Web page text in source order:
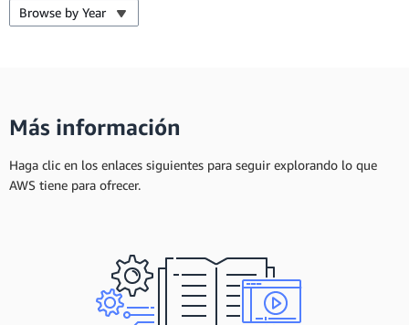
Browse by Year
Más información
Haga clic en los enlaces siguientes para seguir explorando lo que
AWS tiene para ofrecer.